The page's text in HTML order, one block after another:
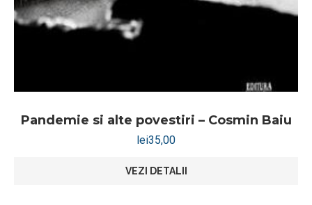
Pandemie si alte povestiri – Cosmin Baiu
lei35,00
VEZI DETALII